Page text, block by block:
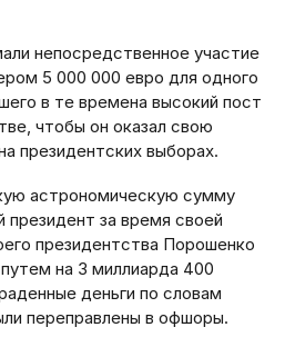
непосредственное участие
5 000 000 евро для одного
в те времена высокий пост
чтобы он оказал свою
президентских выборах.
астрономическую сумму
президент за время своей
президентства Порошенко
на 3 миллиарда 400
деньги по словам
переправлены в офшоры.